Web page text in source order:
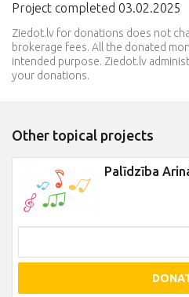
Project completed 03.02.2025
Ziedot.lv for donations does not
brokerage fees. All the donated
intended purpose. Ziedot.lv
your donations.
Other topical projects
Palīdzība